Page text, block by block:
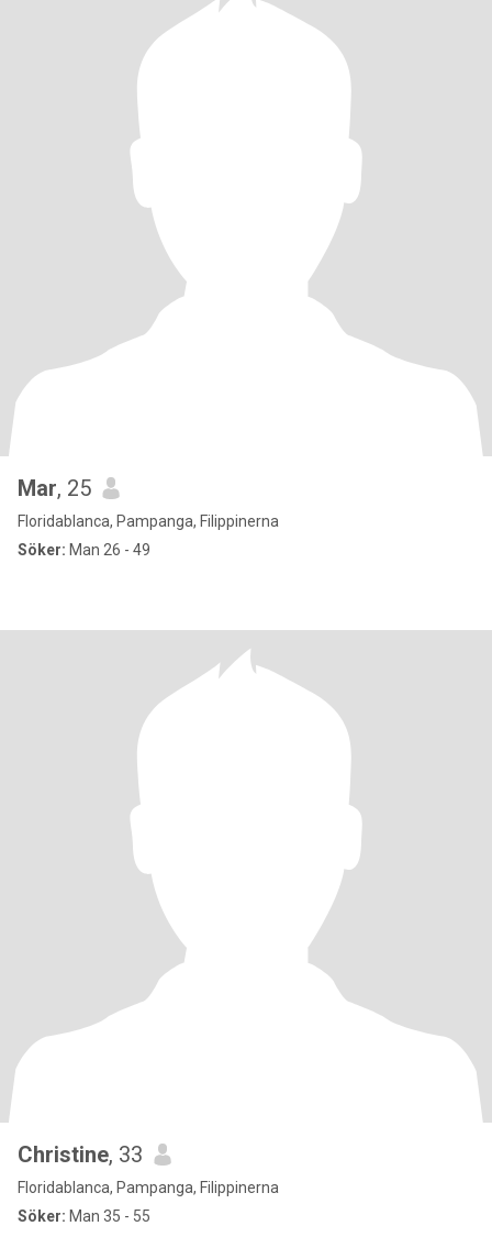
Mar, 25
Floridablanca, Pampanga, Filippinerna
Söker: Man 26 - 49
Christine, 33
Floridablanca, Pampanga, Filippinerna
Söker: Man 35 - 55